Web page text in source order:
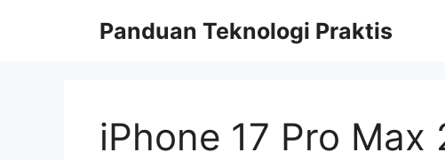
Panduan Teknologi Praktis
iPhone 17 Pro Max